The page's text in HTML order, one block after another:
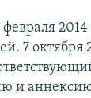
2014
7 октября
и